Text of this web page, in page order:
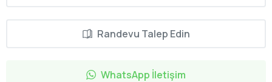
Randevu Talep Edin
WhatsApp İletişim